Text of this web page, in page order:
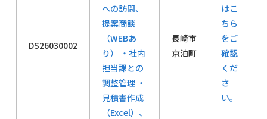
DS26030002
への訪問、
提案商談
（WEBあ
り） ・社内
担当課との
調整管理 ・
見積書作成
（Excel）、
長崎市
京泊町
はこ
ちら
をご
確認
くだ
さ
い。